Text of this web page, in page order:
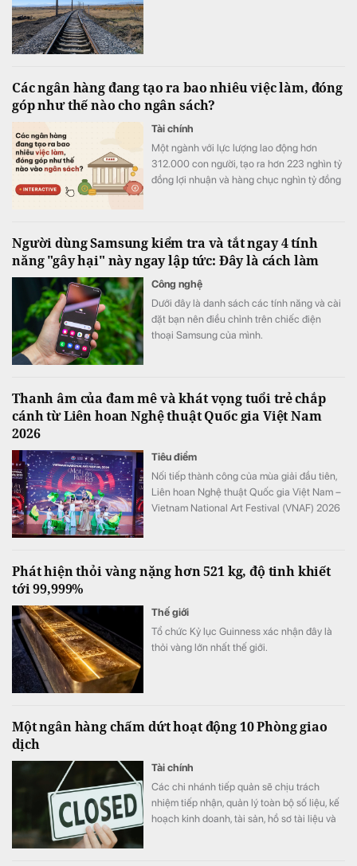
Các ngân hàng đang tạo ra bao nhiêu việc làm, đóng
góp như thế nào cho ngân sách?
Tài chính
Một ngành với lực lượng lao động hơn
312.000 con người, tạo ra hơn 223 nghìn tỷ
đồng lợi nhuận và hàng chục nghìn tỷ đồng
Người dùng Samsung kiểm tra và tắt ngay 4 tính
năng "gây hại" này ngay lập tức: Đây là cách làm
Công nghệ
Dưới đây là danh sách các tính năng và cài
đặt bạn nên điều chỉnh trên chiếc điện
thoại Samsung của mình.
Thanh âm của đam mê và khát vọng tuổi trẻ chắp
cánh từ Liên hoan Nghệ thuật Quốc gia Việt Nam
2026
Tiêu điểm
Nối tiếp thành công của mùa giải đầu tiên,
Liên hoan Nghệ thuật Quốc gia Việt Nam –
Vietnam National Art Festival (VNAF) 2026
Phát hiện thỏi vàng nặng hơn 521 kg, độ tinh khiết
tới 99,999%
Thế giới
Tổ chức Kỷ lục Guinness xác nhận đây là
thỏi vàng lớn nhất thế giới.
Một ngân hàng chấm dứt hoạt động 10 Phòng giao
dịch
Tài chính
Các chi nhánh tiếp quản sẽ chịu trách
nhiệm tiếp nhận, quản lý toàn bộ số liệu, kế
hoạch kinh doanh, tài sản, hồ sơ tài liệu và